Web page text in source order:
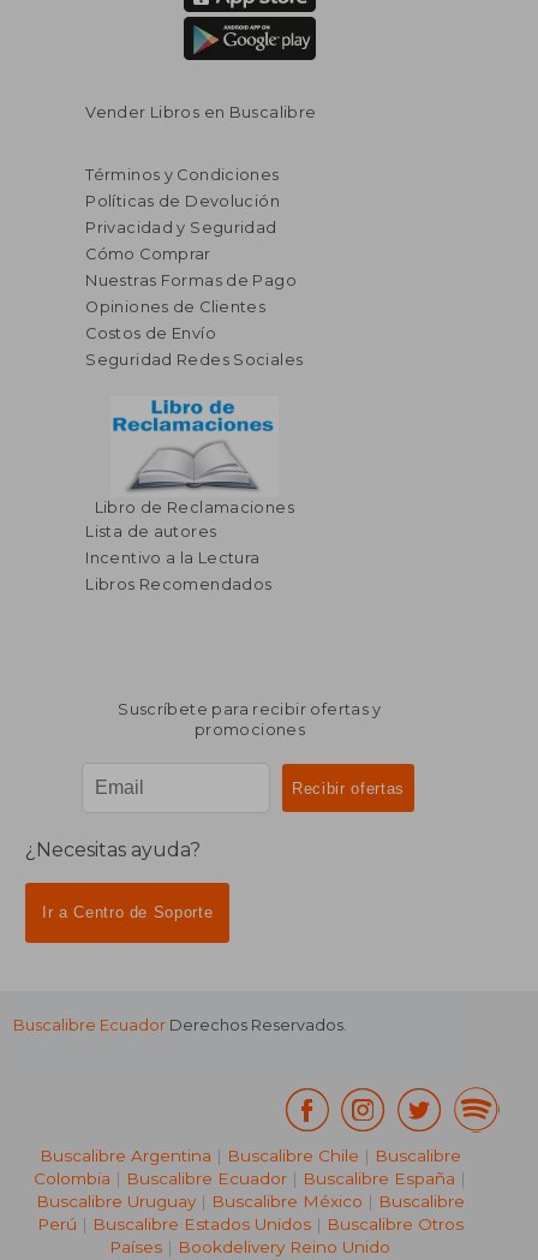
Vender Libros en Buscalibre
Términos y Condiciones
Políticas de Devolución
Privacidad y Seguridad
Cómo Comprar
Nuestras Formas de Pago
Opiniones de Clientes
Costos de Envío
Seguridad Redes Sociales
Libro de Reclamaciones
Lista de autores
Incentivo a la Lectura
Libros Recomendados
Suscríbete para recibir ofertas y
promociones
¿Necesitas ayuda?
Ir a Centro de Soporte
Buscalibre Ecuador Derechos Reservados.
Buscalibre Argentina | Buscalibre Chile | Buscalibre
Colombia | Buscalibre Ecuador | Buscalibre España |
Buscalibre Uruguay| Buscalibre México | Buscalibre
Perú | Buscalibre Estados Unidos| Buscalibre Otros
Países | Bookdelivery Reino Unido